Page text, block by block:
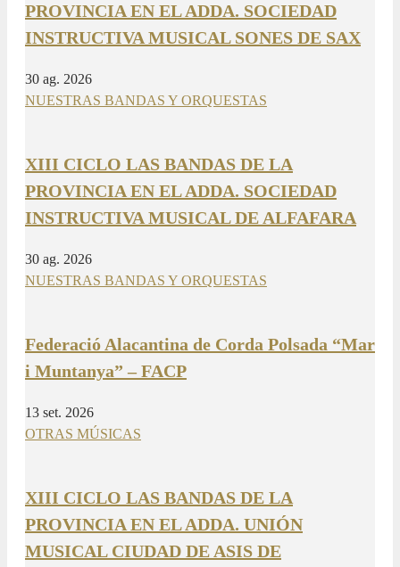
PROVINCIA EN EL ADDA. SOCIEDAD
INSTRUCTIVA MUSICAL SONES DE SAX
30 ag. 2026
NUESTRAS BANDAS Y ORQUESTAS
XIII CICLO LAS BANDAS DE LA
PROVINCIA EN EL ADDA. SOCIEDAD
INSTRUCTIVA MUSICAL DE ALFAFARA
30 ag. 2026
NUESTRAS BANDAS Y ORQUESTAS
Federació Alacantina de Corda Polsada “Mar
i Muntanya” – FACP
13 set. 2026
OTRAS MÚSICAS
XIII CICLO LAS BANDAS DE LA
PROVINCIA EN EL ADDA. UNIÓN
MUSICAL CIUDAD DE ASIS DE